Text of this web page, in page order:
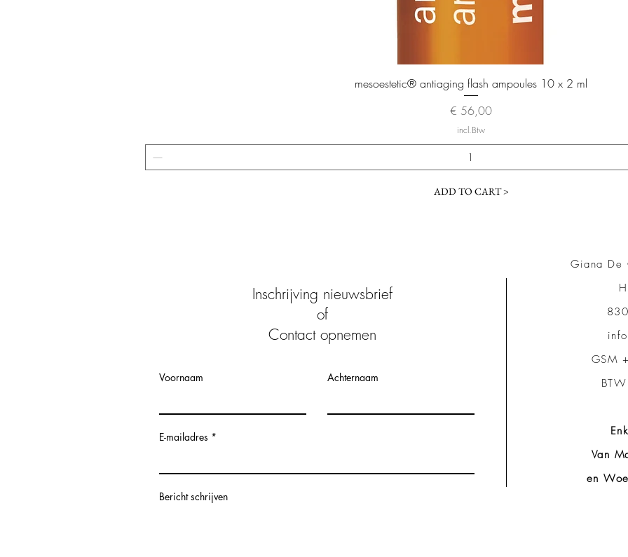
Snel overzicht
mesoestetic® antiaging flash ampoules 10 x 2 ml
Prijs
€ 56,00
incl.Btw
ADD TO CART >
Inschrijving nieuwsbrief
of
Contact opnemen
Voornaam Achternaam
E-mailadres
Bericht schrijven
Giana De
GSM
Van
en